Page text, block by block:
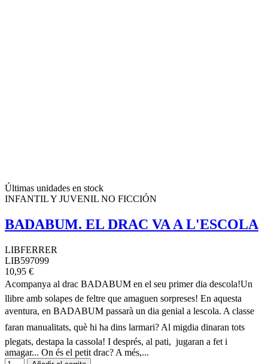
Últimas unidades en stock
INFANTIL Y JUVENIL NO FICCIÓN
BADABUM. EL DRAC VA A L'ESCOLA
LIBFERRER
LIB597099
10,95 €
Acompanya al drac BADABUM en el seu primer dia descola!Un
llibre amb solapes de feltre que amaguen sorpreses! En aquesta
aventura, en BADABUM passarà un dia genial a lescola. A classe
faran manualitats, què hi ha dins larmari? Al migdia dinaran tots
plegats, destapa la cassola! I després, al pati, jugaran a fet i
amagar... On és el petit drac? A més,...